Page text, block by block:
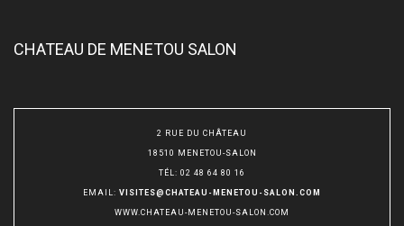
CHATEAU DE MENETOU SALON
2 RUE DU CHÂTEAU
18510 MENETOU-SALON
TÉL: 02 48 64 80 16
EMAIL: VISITES@CHATEAU-MENETOU-SALON.COM
WWW.CHATEAU-MENETOU-SALON.COM